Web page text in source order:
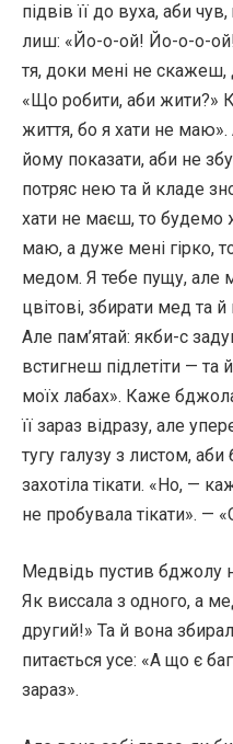
підвів її до вуха, аби
лиш: «Йо-о-ой! Йо-о-о-
тя, доки мені не скажеш,
«Що робити, аби жити?»
життя, бо я хати не маю».
йому показати, аби не
потряс нею та й кладе
хати не маєш, то будемо
маю, а дуже мені гірко,
медом. Я тебе пущу, але
цвітові, збирати мед та
Але пам’ятай: якби-с
встигнеш підлетіти — та
моїх лабах». Каже
її зараз відразу, але
тугу галузу з листом,
захотіла тікати. «Но, —
не пробувала тікати». —
Медвідь пустив бджолу
Як виссала з одного, а
другий!» Та й вона
питається усе: «А що є
зараз».